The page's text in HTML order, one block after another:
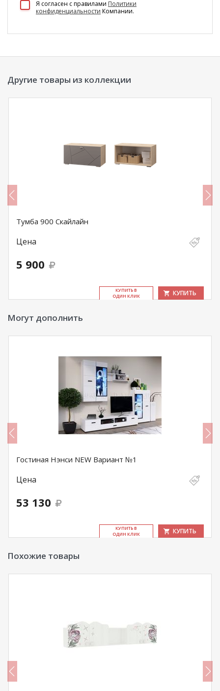
Я согласен c правилами Политики
конфиденциальности Компании.
Другие товары из коллекции
Тумба 900 Скайлайн
Цена
5 900
КУ­ПИТЬ В
ОДИН КЛИК
КУПИТЬ
Могут дополнить
Гостиная Нэнси NEW Вариант №1
Цена
53 130
КУ­ПИТЬ В
ОДИН КЛИК
КУПИТЬ
Похожие товары